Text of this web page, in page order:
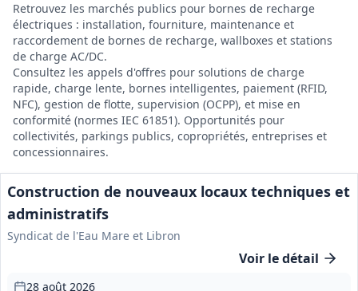
Retrouvez les marchés publics pour bornes de recharge
électriques : installation, fourniture, maintenance et
raccordement de bornes de recharge, wallboxes et stations
de charge AC/DC.
Consultez les appels d'offres pour solutions de charge
rapide, charge lente, bornes intelligentes, paiement (RFID,
NFC), gestion de flotte, supervision (OCPP), et mise en
conformité (normes IEC 61851). Opportunités pour
collectivités, parkings publics, copropriétés, entreprises et
concessionnaires.
Construction de nouveaux locaux techniques et
administratifs
Syndicat de l'Eau Mare et Libron
Voir le détail
28 août 2026